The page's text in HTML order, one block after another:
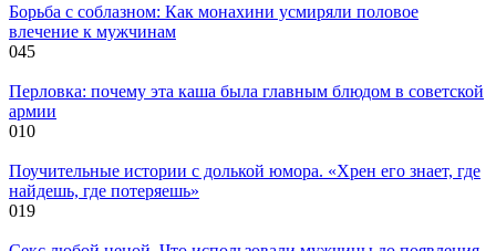
Борьба с соблазном: Как монахини усмиряли половое
влечение к мужчинам
045
Перловка: почему эта каша была главным блюдом в советской
армии
010
Поучительные истории с долькой юмора. «Хрен его знает, где
найдешь, где потеряешь»
019